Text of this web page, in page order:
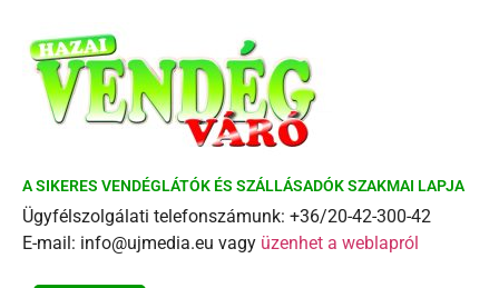
A SIKERES VENDÉGLÁTÓK ÉS SZÁLLÁSADÓK SZAKMAI LAPJA
Ügyfélszolgálati telefonszámunk: +36/20-42-300-42
E-mail: info@ujmedia.eu vagy üzenhet a weblapról